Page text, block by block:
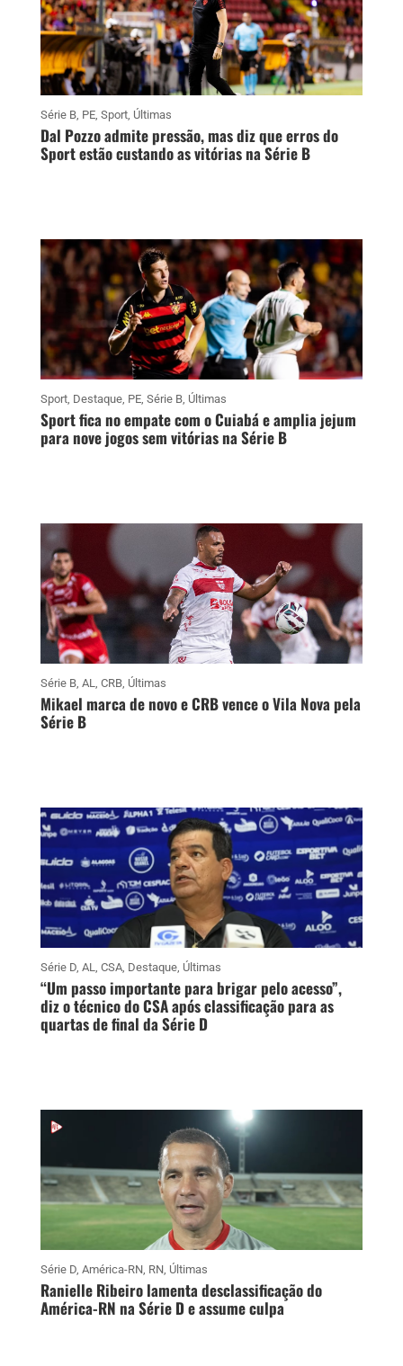
Série B, PE, Sport, Últimas
Dal Pozzo admite pressão, mas diz que erros do
Sport estão custando as vitórias na Série B
Sport, Destaque, PE, Série B, Últimas
Sport fica no empate com o Cuiabá e amplia jejum
para nove jogos sem vitórias na Série B
Série B, AL CRB, Últimas
Mikael marca de novo e CRB vence o Vila Nova pela
Série B
Série D, AL CSA, Destaque, Últimas
“Um passo importante para brigar pelo acesso”,
diz o técnico do CSA após classificação para as
quartas de final da Série D
Série D, América-RN, RN, Últimas
Ranielle Ribeiro lamenta desclassificação do
América-RN na Série D e assume culpa